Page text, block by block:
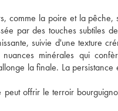
comme la poire et la pêche,
par des touches subtiles
suivie d'une texture
minérales qui
la finale. La
offrir le terroir